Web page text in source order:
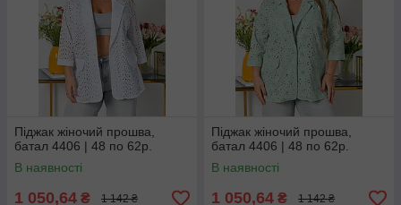
Піджак жіночий прошва,
батал 4406 | 48 по 62р.
В наявності
1 050,64 ₴ 1 142 ₴
Піджак жіночий прошва,
батал 4406 | 48 по 62р.
В наявності
1 050,64 ₴ 1 142 ₴